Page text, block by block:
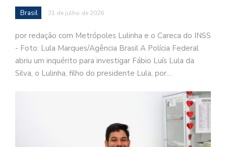
Brasil 31 de julho de 2026
por redação com Metrópoles Lulinha e o Careca do INSS
- Foto: Lula Marques/Agência Brasil A Polícia Federal
abriu um inquérito para investigar Fábio Luís Lula da
Silva, o Lulinha, filho do presidente Lula, por…